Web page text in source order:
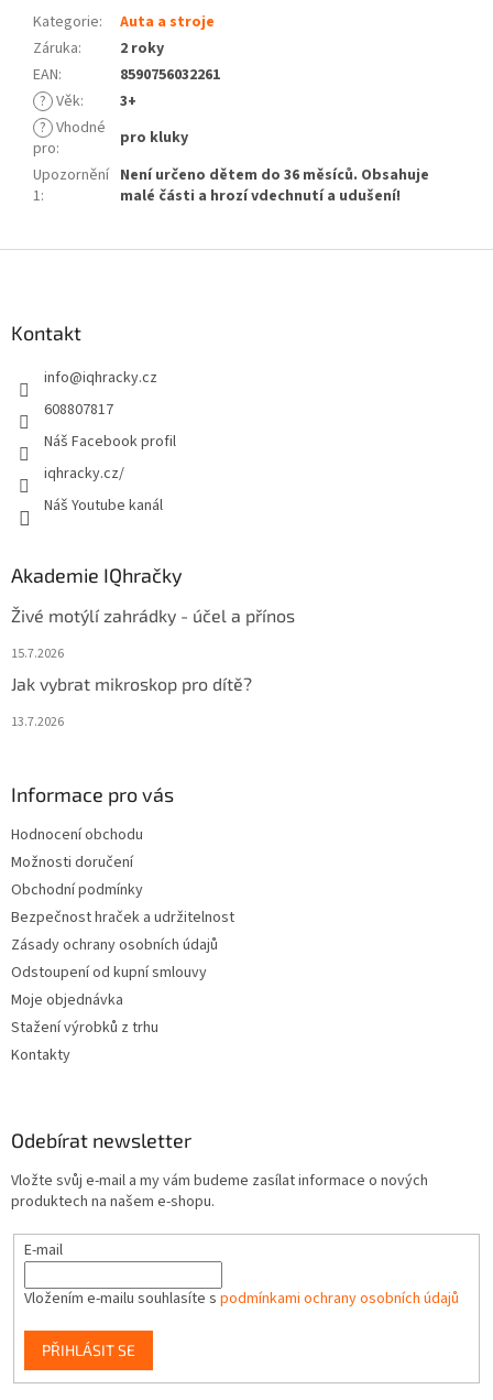
Kategorie:
Auta a stroje
Záruka:
2 roky
EAN:
8590756032261
? Věk:
3+
? Vhodné
pro:
pro kluky
Upozornění
1:
Není určeno dětem do 36 měsíců. Obsahuje
malé části a hrozí vdechnutí a udušení!
Kontakt
info@iqhracky.cz
608807817
Náš Facebook profil
iqhracky.cz/
Náš Youtube kanál
Akademie IQhračky
Živé motýlí zahrádky - účel a přínos
15.7.2026
Jak vybrat mikroskop pro dítě?
13.7.2026
Informace pro vás
Hodnocení obchodu
Možnosti doručení
Obchodní podmínky
Bezpečnost hraček a udržitelnost
Zásady ochrany osobních údajů
Odstoupení od kupní smlouvy
Moje objednávka
Stažení výrobků z trhu
Kontakty
Odebírat newsletter
Vložte svůj e-mail a my vám budeme zasílat informace o nových
produktech na našem e-shopu.
E-mail
Vložením e-mailu souhlasíte s podmínkami ochrany osobních údajů
PŘIHLÁSIT SE